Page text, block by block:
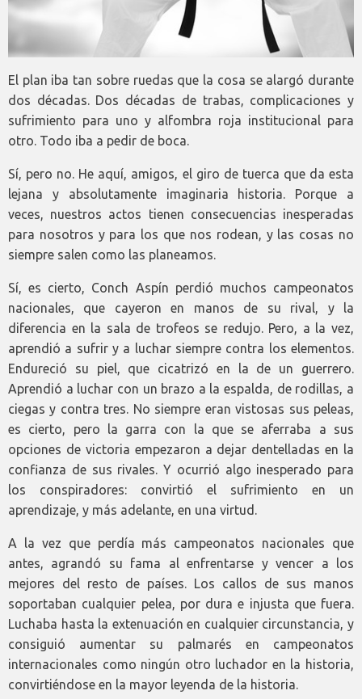
El plan iba tan sobre ruedas que la cosa se alargó durante
dos décadas. Dos décadas de trabas, complicaciones y
sufrimiento para uno y alfombra roja institucional para
otro. Todo iba a pedir de boca.
Sí, pero no. He aquí, amigos, el giro de tuerca que da esta
lejana y absolutamente imaginaria historia. Porque a
veces, nuestros actos tienen consecuencias inesperadas
para nosotros y para los que nos rodean, y las cosas no
siempre salen como las planeamos.
Sí, es cierto, Conch Aspín perdió muchos campeonatos
nacionales, que cayeron en manos de su rival, y la
diferencia en la sala de trofeos se redujo. Pero, a la vez,
aprendió a sufrir y a luchar siempre contra los elementos.
Endureció su piel, que cicatrizó en la de un guerrero.
Aprendió a luchar con un brazo a la espalda, de rodillas, a
ciegas y contra tres. No siempre eran vistosas sus peleas,
es cierto, pero la garra con la que se aferraba a sus
opciones de victoria empezaron a dejar dentelladas en la
confianza de sus rivales. Y ocurrió algo inesperado para
los conspiradores: convirtió el sufrimiento en un
aprendizaje, y más adelante, en una virtud.
A la vez que perdía más campeonatos nacionales que
antes, agrandó su fama al enfrentarse y vencer a los
mejores del resto de países. Los callos de sus manos
soportaban cualquier pelea, por dura e injusta que fuera.
Luchaba hasta la extenuación en cualquier circunstancia, y
consiguió aumentar su palmarés en campeonatos
internacionales como ningún otro luchador en la historia,
convirtiéndose en la mayor leyenda de la historia.